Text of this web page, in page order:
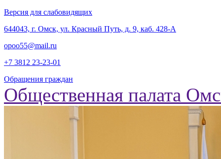
Версия для слабовидящих
‎644043, г. Омск, ул. Красный Путь, д. 9, каб. 428-А
opoo55@mail.ru
+7 3812 23-23-01
Обращения граждан
Общественная палата